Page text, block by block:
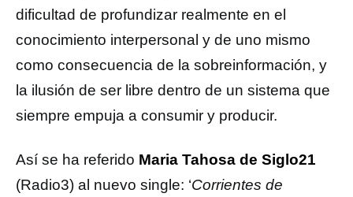
dificultad de profundizar realmente en el
conocimiento interpersonal y de uno mismo
como consecuencia de la sobreinformación, y
la ilusión de ser libre dentro de un sistema que
siempre empuja a consumir y producir.
Así se ha referido Maria Tahosa de Siglo21
(Radio3) al nuevo single: ‘Corrientes de